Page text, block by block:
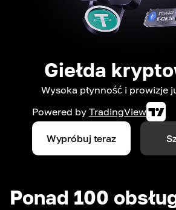
Giełda
Wysoka płynność i prowizje
Powered by TradingView
Wypróbuj teraz
Ponad 100